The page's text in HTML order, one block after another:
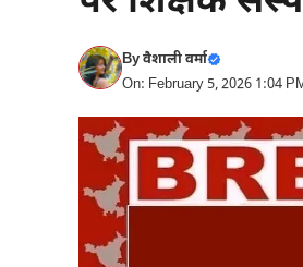
Byवैशाली वर्मा
On: February 5, 2026 1:04